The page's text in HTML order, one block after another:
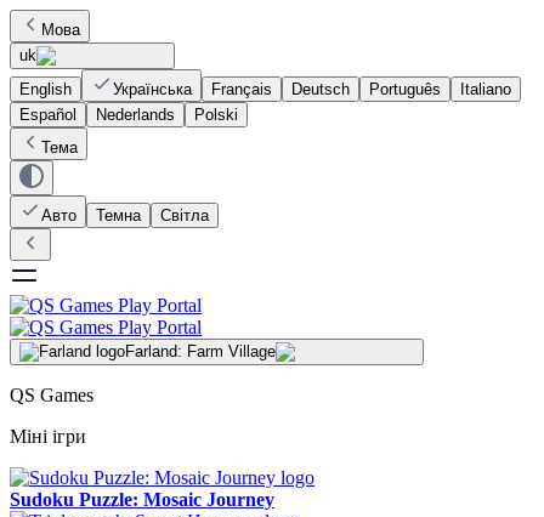
Мова
uk
English
Українська Français Deutsch Português
Italiano
Español
Nederlands
Polski
Тема
Авто Темна Світла
Farland: Farm Village
QS Games
Міні ігри
Sudoku Puzzle: Mosaic Journey